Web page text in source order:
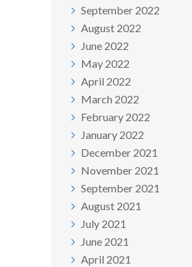
September 2022
August 2022
June 2022
May 2022
April 2022
March 2022
February 2022
January 2022
December 2021
November 2021
September 2021
August 2021
July 2021
June 2021
April 2021